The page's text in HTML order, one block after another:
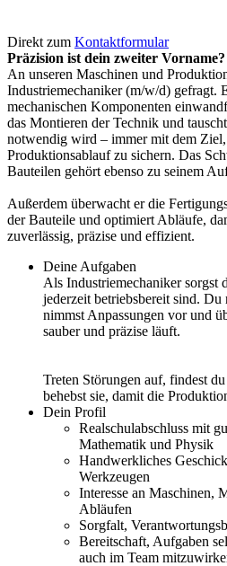
Direkt zum Kontaktformular
Präzision ist dein zweiter Vorname?
An unseren Maschinen und
Industriemechaniker (m/­w/­d) gefragt.
mechanischen Komponenten
das Montieren der Technik und
notwendig wird – immer mit dem Ziel,
Produktionsablauf zu sichern. Das
Bauteilen gehört ebenso zu seinem
Außerdem überwacht er die
der Bauteile und optimiert Abläufe,
zuverlässig, präzise und effizient.
Deine Aufgaben
Als Industriemechaniker sorgst
jederzeit betriebsbereit sind. Du
nimmst Anpassungen vor und
sauber und präzise läuft.
Treten Störungen auf, findest
behebst sie, damit die
Dein Profil
Realschulabschluss mit
Mathematik und Physik
Handwerkliches
Werkzeugen
Interesse an Maschinen,
Abläufen
Sorgfalt,
Bereitschaft, Aufgaben
auch im Team